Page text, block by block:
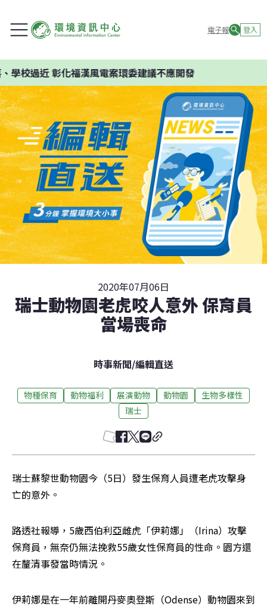
電子報 登入
校過近 彰化福漢風電案環委建議不應開發
2020年07月06日
瑞士動物園老虎咬人意外 保育員
當場喪命
時事新聞/編輯直送
物種保育 動物福利 展演動物 動物園
生物多樣性
瑞士
瑞士蘇黎世動物園今（5日）發生保育人員遭老虎攻擊身
亡的意外。
路透社報導，5歲西伯利亞雌虎「伊莉娜」（Irina）攻擊
保育員，無奈仍無法挽救55歲女性保育員的性命。園方還
在釐清事發當時情況。
伊莉娜是在一年前離開丹麥奧登斯（Odense）動物園來到